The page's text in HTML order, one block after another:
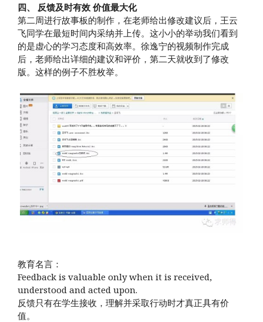
四、 反馈及时有效 价值最大化
第二周进行故事板的制作，在老师给出修改建议后，王云
飞同学在最短时间内采纳并上传。这小小的举动我们看到
的是虚心的学习态度和高效率。徐逸宁的视频制作完成
后，老师给出详细的建议和评价，第二天就收到了修改
版。这样的例子不胜枚举。
教育名言：
Feedback is valuable only when it is received,
understood and acted upon.
反馈只有在学生接收，理解并采取行动时才真正具有价
值。